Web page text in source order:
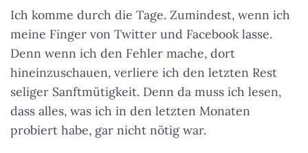
Ich komme durch die Tage. Zumindest, wenn ich
meine Finger von Twitter und Facebook lasse.
Denn wenn ich den Fehler mache, dort
hineinzuschauen, verliere ich den letzten Rest
seliger Sanftmütigkeit. Denn da muss ich lesen,
dass alles, was ich in den letzten Monaten
probiert habe, gar nicht nötig war.